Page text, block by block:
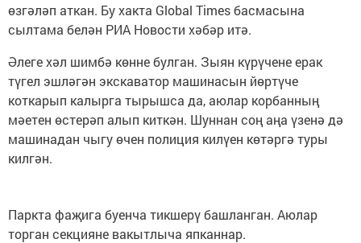
өзгәләп аткан. Бу хакта Global Times басмасына
сылтама белән РИА Новости хәбәр итә.
Әлеге хәл шимбә көнне булган. Зыян күрүчене ерак
түгел эшләгән экскаватор машинасын йөртүче
коткарып калырга тырышса да, аюлар корбанның
мәетен өстерәп алып киткән. Шуннан соң аңа үзенә дә
машинадан чыгу өчен полиция килүен көтәргә туры
килгән.
Паркта фаҗига буенча тикшерү башланган. Аюлар
торган секцияне вакытлыча япканнар.